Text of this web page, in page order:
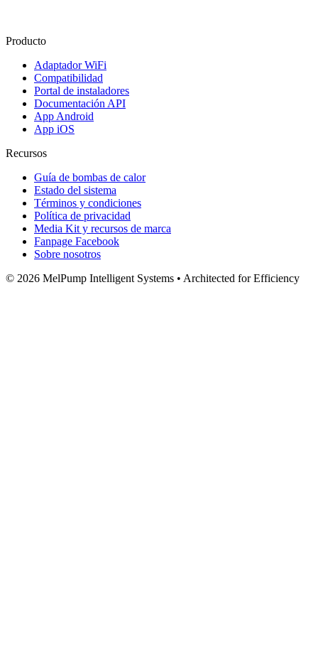
Producto
Adaptador WiFi
Compatibilidad
Portal de instaladores
Documentación API
App Android
App iOS
Recursos
Guía de bombas de calor
Estado del sistema
Términos y condiciones
Política de privacidad
Media Kit y recursos de marca
Fanpage Facebook
Sobre nosotros
© 2026 MelPump Intelligent Systems • Architected for Efficiency